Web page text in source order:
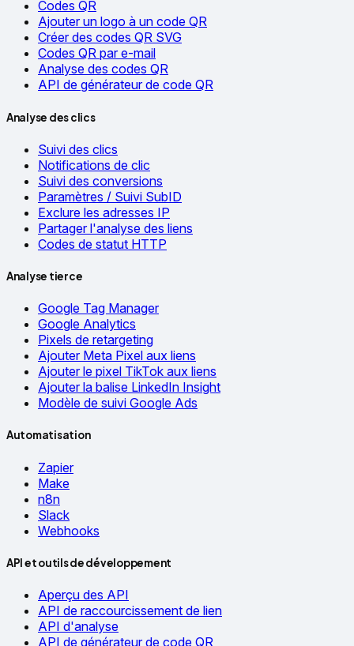
Codes QR
Ajouter un logo à un code QR
Créer des codes QR SVG
Codes QR par e-mail
Analyse des codes QR
API de générateur de code QR
Analyse des clics
Suivi des clics
Notifications de clic
Suivi des conversions
Paramètres / Suivi SubID
Exclure les adresses IP
Partager l'analyse des liens
Codes de statut HTTP
Analyse tierce
Google Tag Manager
Google Analytics
Pixels de retargeting
Ajouter Meta Pixel aux liens
Ajouter le pixel TikTok aux liens
Ajouter la balise LinkedIn Insight
Modèle de suivi Google Ads
Automatisation
Zapier
Make
n8n
Slack
Webhooks
API et outils de développement
Aperçu des API
API de raccourcissement de lien
API d'analyse
API de générateur de code QR